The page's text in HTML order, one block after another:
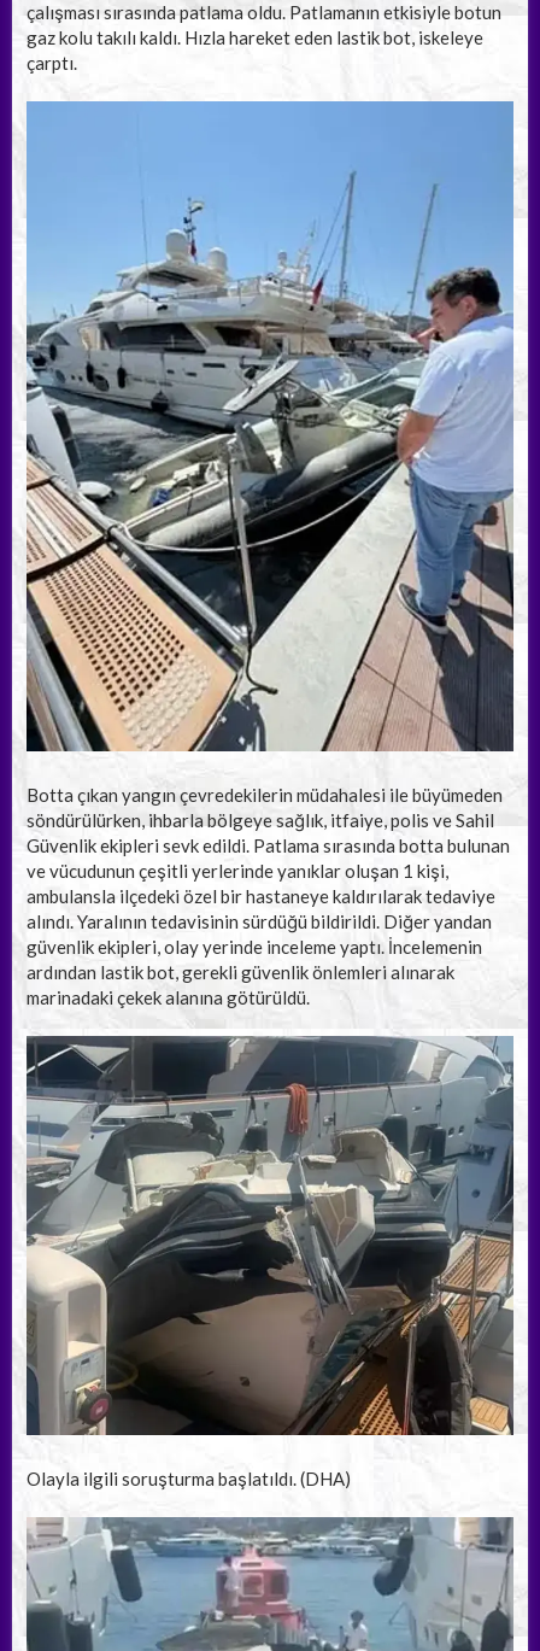
çalışması sırasında patlama oldu. Patlamanın etkisiyle botun
gaz kolu takılı kaldı. Hızla hareket eden lastik bot, iskeleye
çarptı.
Botta çıkan yangın çevredekilerin müdahalesi ile büyümeden
söndürülürken, ihbarla bölgeye sağlık, itfaiye, polis ve Sahil
Güvenlik ekipleri sevk edildi. Patlama sırasında botta bulunan
ve vücudunun çeşitli yerlerinde yanıklar oluşan 1 kişi,
ambulansla ilçedeki özel bir hastaneye kaldırılarak tedaviye
alındı. Yaralının tedavisinin sürdüğü bildirildi. Diğer yandan
güvenlik ekipleri, olay yerinde inceleme yaptı. İncelemenin
ardından lastik bot, gerekli güvenlik önlemleri alınarak
marinadaki çekek alanına götürüldü.
Olayla ilgili soruşturma başlatıldı. (DHA)